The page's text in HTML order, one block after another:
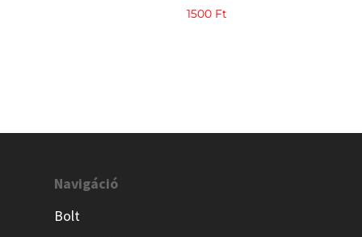
1500 Ft
Navigáció
Bolt